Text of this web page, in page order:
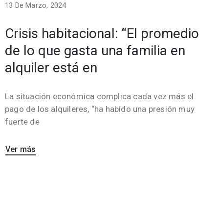
13 De Marzo, 2024
Crisis habitacional: “El promedio
de lo que gasta una familia en
alquiler está en
La situación económica complica cada vez más el
pago de los alquileres, “ha habido una presión muy
fuerte de
Ver más